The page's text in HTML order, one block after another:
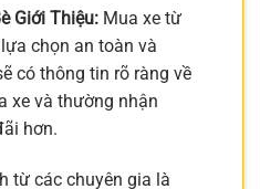
Giới Thiệu:Mua xe từ
chọn an toàn và
có thông tin rõ ràng về
xe và thường nhận
hơn.
từ các chuyên gia là